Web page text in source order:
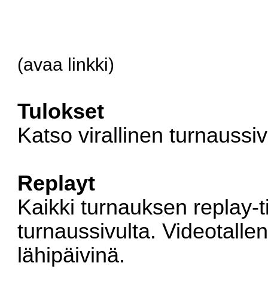
(avaa linkki)
Tulokset
Katsovirallinen
Replayt
Kaikki turnauksen
turnaussivulta.
lähipäivinä.